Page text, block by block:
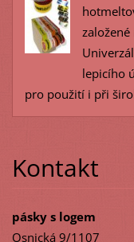
lepicího
pro použití i při
Kontakt
pásky s logem
Osnická 9/1107